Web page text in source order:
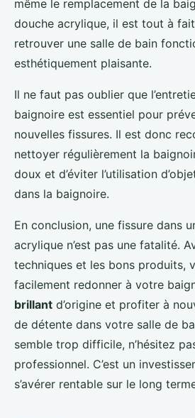
même le remplacement de la
douche acrylique, il est tout à
retrouver une salle de bain
esthétiquement plaisante.
Il ne faut pas oublier que
baignoire est essentiel pour
nouvelles fissures. Il est donc
nettoyer régulièrement la
doux et d’éviter l’utilisation
dans la baignoire.
En conclusion, une fissure dans
acrylique n’est pas une fatalité.
techniques et les bons produits,
facilement redonner à votre
brillant d’origine et profiter à
de détente dans votre salle de
semble trop difficile, n’hésitez
professionnel. C’est un
s’avérer rentable sur le long